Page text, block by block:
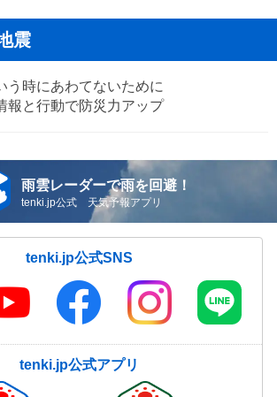
震
う時にあわてないために
報と行動で防災力アップ
雨雲レーダーで雨を回避！
tenki.jp公式 天気予報アプリ
tenki.jp公式SNS
tenki.jp公式アプリ